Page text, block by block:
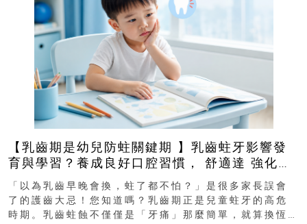
【乳齒期是幼兒防蛀關鍵期 】乳齒蛀牙影響發
育與學習？養成良好口腔習慣， 舒適達 強化琺
瑯質 兒童牙膏防護指南
「以為乳齒早晚會換，蛀了都不怕？」是很多家長誤會
了的護齒大忌！您知道嗎？乳齒期正是兒童蛀牙的高危
時期。乳齒蛀蝕不僅僅是「牙痛」那麼簡單，就算換恆